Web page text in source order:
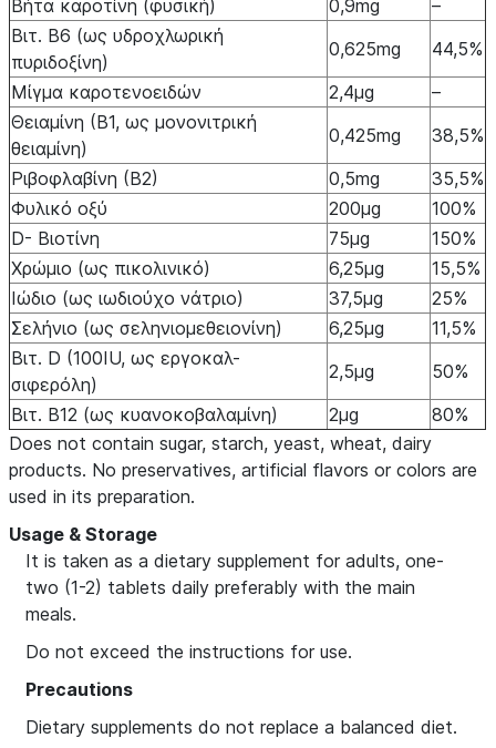
Βήτα καροτίνη (φυσική)
0,9mg
–
Βιτ. Β6 (ως υδροχλωρική
πυριδοξίνη)
0,625mg
44,5%
Μίγμα καροτενοειδών
2,4μg
–
Θειαμίνη (Β1, ως μονονιτρική
θειαμίνη)
0,425mg
38,5%
Ριβοφλαβίνη (Β2)
0,5mg
35,5%
Φυλικό οξύ
200μg
100%
D- Βιοτίνη
75μg
150%
Χρώμιο (ως πικολινικό)
6,25μg
15,5%
Ιώδιο (ως ιωδιούχο νάτριο)
37,5μg
25%
Σελήνιο (ως σεληνιομεθειονίνη)
6,25μg
11,5%
Βιτ. D (100IU, ως εργοκαλ-
σιφερόλη)
2,5μg
50%
Βιτ. Β12 (ως κυανοκοβαλαμίνη)
2μg
80%
Does not contain sugar, starch, yeast, wheat, dairy
products. No preservatives, artificial flavors or colors are
used in its preparation.
Usage & Storage
It is taken as a dietary supplement for adults, one-
two (1-2) tablets daily preferably with the main
meals.
Do not exceed the instructions for use.
Precautions
Dietary supplements do not replace a balanced diet.